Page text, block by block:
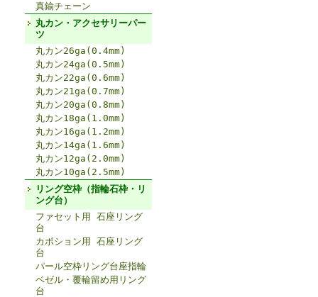
真鍮チェーン
丸カン・アクセサリーパー
ツ
丸カン26ga(0.4mm)
丸カン24ga(0.5mm)
丸カン22ga(0.6mm)
丸カン21ga(0.7mm)
丸カン20ga(0.8mm)
丸カン18ga(1.0mm)
丸カン16ga(1.2mm)
丸カン14ga(1.6mm)
丸カン12ga(2.0mm)
丸カン10ga(2.5mm)
リング空枠（指輪石枠・リ
ング台）
ファセット用 石座リング
台
カボション用 石座リング
台
パール空枠リング台座指輪
ベゼル・覆輪留め用リング
台